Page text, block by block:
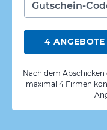
4 ANGEBOTE
Nach dem Abschicken
maximal 4 Firmen